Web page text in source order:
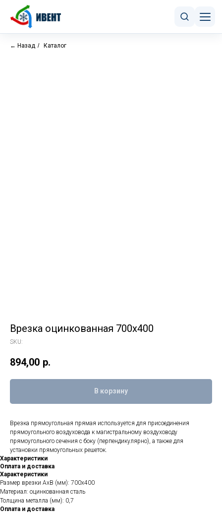
← Назад / Каталог
Врезка оцинкованная 700х400
SKU:
894,00 р.
В корзину
Врезка прямоугольная прямая используется для присоединения
прямоугольного воздуховода к магистральному воздуховоду
прямоугольного сечения с боку (перпендикулярно), а также для
установки прямоугольных решеток.
Характеристики
Оплата и доставка
Характеристики
Размер врезки АхВ (мм): 700х400
Материал: оцинкованная сталь
Толщина металла (мм): 0,7
Оплата и доставка